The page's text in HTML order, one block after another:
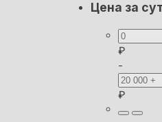
Цена за
₽
-
₽